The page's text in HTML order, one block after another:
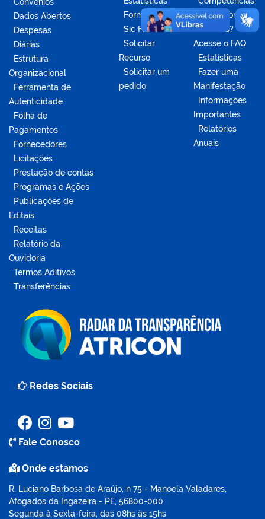
Convênios
Dados Abertos
Despesas
Diárias
Estrutura
Organizacional
Ferramenta de
Autenticidade
Folha de
Pagamentos
Fornecedores
Licitações
Prestação de contas
Programas e Ações
Publicações de
Editais
Receitas
Relatório da
Ouvidoria
Termos Aditivos
Transferências
Formulários
Sic Físico
Solicitar
Recurso
Solicitar um
pedido
da Ouvidoria
Dúvidas?
Acesse o FAQ
Estatísticas
Fazer uma
Manifestação
Informações
Importantes
Relatórios
Anuais
Redes Sociais
Fale Conosco
Onde estamos
R. Luciano Barbosa de Araújo, n 75 - Manoela Valadares,
Afogados da Ingazeira - PE, 56800-000
Segunda à Sexta-feira, das 08hs às 15hs